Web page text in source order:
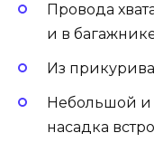
Провода
и в
Из
Небольшой и
насадка